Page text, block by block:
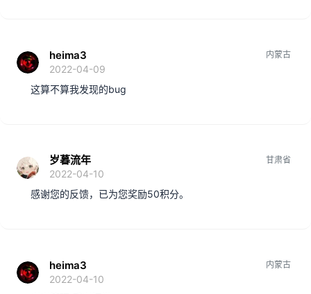
heima3
2022-04-09
内蒙古
这算不算我发现的bug
岁暮流年
2022-04-10
甘肃省
感谢您的反馈，已为您奖励50积分。
heima3
2022-04-10
内蒙古